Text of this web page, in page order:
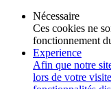
Nécessaire
Ces cookies ne
fonctionnement
Experience
Afin que notre
lors de votre